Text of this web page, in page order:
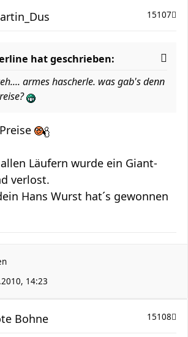
15107
hat geschrieben:
armes hascherle. was gab's denn
Läufern wurde ein Giant-
verlost.
Hans Wurst hat´s gewonnen
14:23
15108
Bohne